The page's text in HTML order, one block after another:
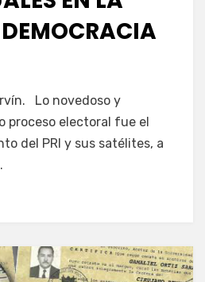
Lo novedoso y
proceso electoral fue el
del PRI y sus satélites, a